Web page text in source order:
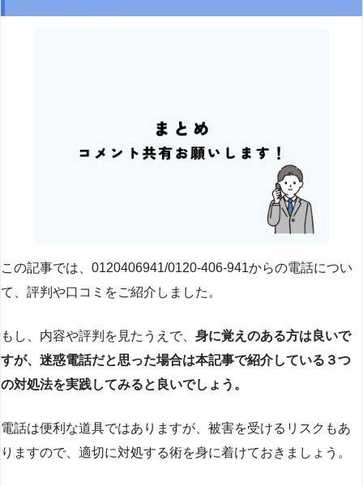
この記事では、0120406941/0120-406-941からの電話につい
て、評判や口コミをご紹介しました。
もし、内容や評判を見たうえで、 身に覚えのある方は良いで
すが、迷惑電話だと思った場合は本記事で紹介している３つ
の対処法を実践してみると良いでしょう。
電話は便利な道具ではありますが、被害を受けるリスクもあ
りますので、適切に対処する術を身に着けておきましょう。